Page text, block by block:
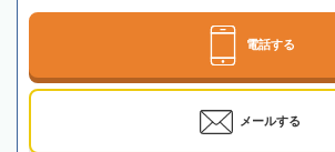
電話する
メールする